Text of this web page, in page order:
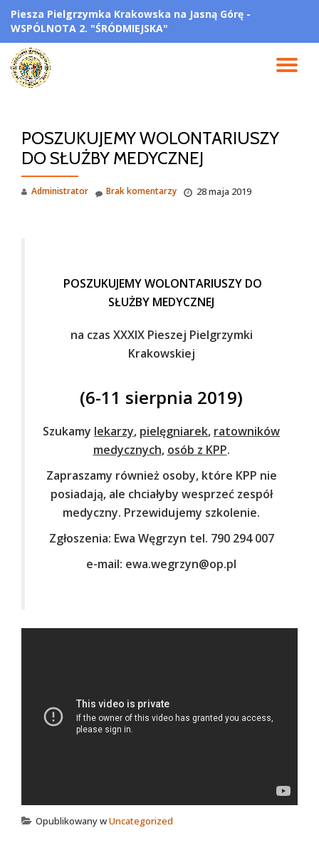
Przejdź
treści
Piesza Pielgrzymka Krakowska na Jasną Górę -
WSPÓLNOTA 2. "ŚRÓDMIEJSKA"
POSZUKUJEMY WOLONTARIUSZY
DO SŁUŻBY MEDYCZNEJ
Administrator 28 maja 2019
Brak komentarzy
POSZUKUJEMY WOLONTARIUSZY DO
SŁUŻBY MEDYCZNEJ
na czas XXXIX Pieszej Pielgrzymki
Krakowskiej
(6-11 sierpnia 2019)
Szukamy lekarzy, pielęgniarek, ratowników
medycznych, osób z KPP.
Zapraszamy również osoby, które KPP nie
posiadają, ale chciałyby wesprzeć zespół
medyczny. Przewidujemy szkolenie.
Zgłoszenia: Ewa Węgrzyn tel. 790 294 007
e-mail: ewa.wegrzyn@op.pl
Opublikowany wUncategorized